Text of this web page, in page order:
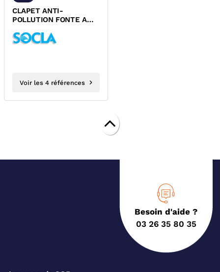
CLAPET ANTI-
POLLUTION FONTE A
ROBINETS DE
CONTROLE NF ACS
Voir les 4 références
Besoin d'aide ?
03 26 35 80 35